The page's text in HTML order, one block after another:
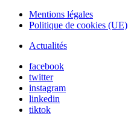
Mentions légales
Politique de cookies (UE)
Actualités
facebook
twitter
instagram
linkedin
tiktok